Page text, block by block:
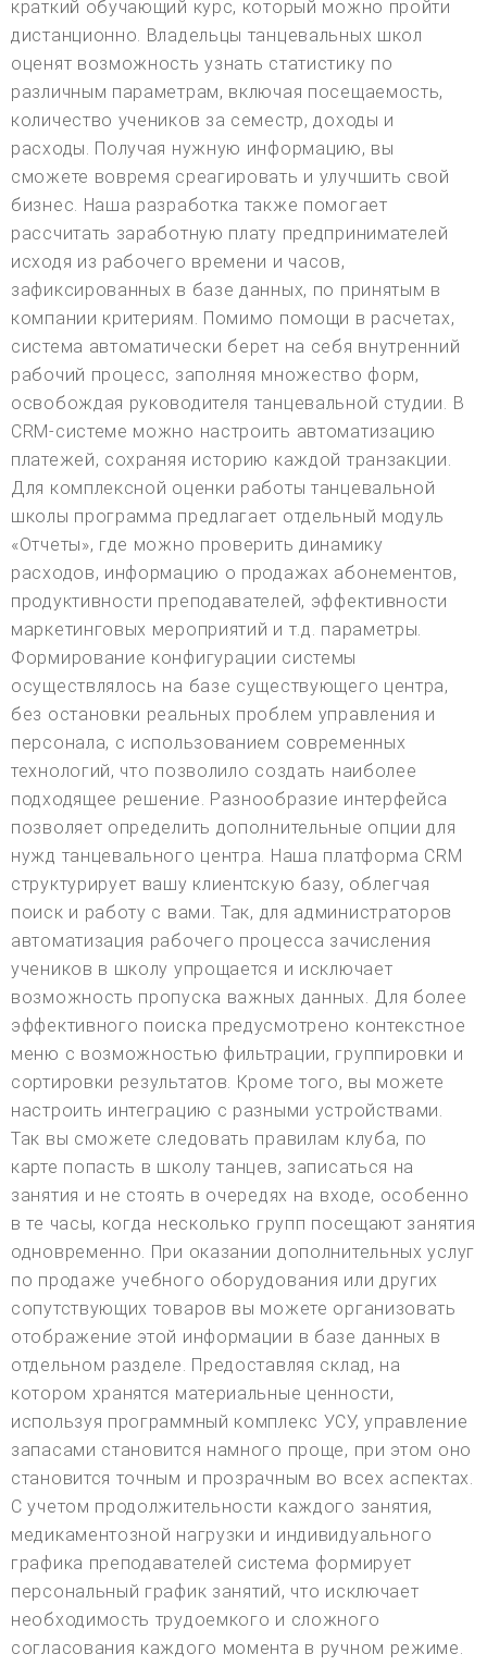
краткий обучающий курс, который можно пройти
дистанционно. Владельцы танцевальных школ
оценят возможность узнать статистику по
различным параметрам, включая посещаемость,
количество учеников за семестр, доходы и
расходы. Получая нужную информацию, вы
сможете вовремя среагировать и улучшить свой
бизнес. Наша разработка также помогает
рассчитать заработную плату предпринимателей
исходя из рабочего времени и часов,
зафиксированных в базе данных, по принятым в
компании критериям. Помимо помощи в расчетах,
система автоматически берет на себя внутренний
рабочий процесс, заполняя множество форм,
освобождая руководителя танцевальной студии. В
CRM-системе можно настроить автоматизацию
платежей, сохраняя историю каждой транзакции.
Для комплексной оценки работы танцевальной
школы программа предлагает отдельный модуль
«Отчеты», где можно проверить динамику
расходов, информацию о продажах абонементов,
продуктивности преподавателей, эффективности
маркетинговых мероприятий и т.д. параметры.
Формирование конфигурации системы
осуществлялось на базе существующего центра,
без остановки реальных проблем управления и
персонала, с использованием современных
технологий, что позволило создать наиболее
подходящее решение. Разнообразие интерфейса
позволяет определить дополнительные опции для
нужд танцевального центра. Наша платформа CRM
структурирует вашу клиентскую базу, облегчая
поиск и работу с вами. Так, для администраторов
автоматизация рабочего процесса зачисления
учеников в школу упрощается и исключает
возможность пропуска важных данных. Для более
эффективного поиска предусмотрено контекстное
меню с возможностью фильтрации, группировки и
сортировки результатов. Кроме того, вы можете
настроить интеграцию с разными устройствами.
Так вы сможете следовать правилам клуба, по
карте попасть в школу танцев, записаться на
занятия и не стоять в очередях на входе, особенно
в те часы, когда несколько групп посещают занятия
одновременно. При оказании дополнительных услуг
по продаже учебного оборудования или других
сопутствующих товаров вы можете организовать
отображение этой информации в базе данных в
отдельном разделе. Предоставляя склад, на
котором хранятся материальные ценности,
используя программный комплекс УСУ, управление
запасами становится намного проще, при этом оно
становится точным и прозрачным во всех аспектах.
С учетом продолжительности каждого занятия,
медикаментозной нагрузки и индивидуального
графика преподавателей система формирует
персональный график занятий, что исключает
необходимость трудоемкого и сложного
согласования каждого момента в ручном режиме.